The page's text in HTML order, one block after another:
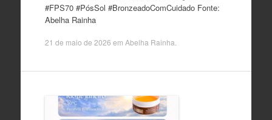
#FPS70 #PósSol #BronzeadoComCuidado Fonte:
Abelha Rainha
21 de maio de 2026 em Abelha Rainha